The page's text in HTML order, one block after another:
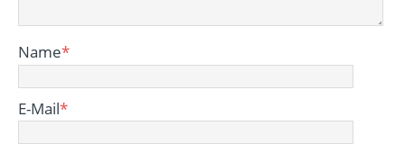
Name*
E-Mail*